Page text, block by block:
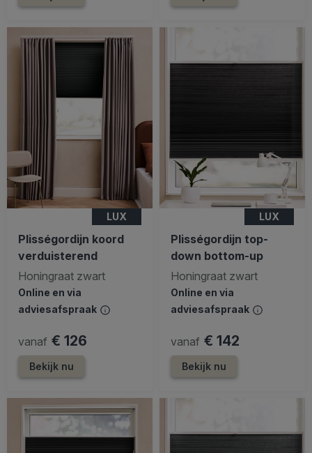
LUX
Plisségordijn koord
verduisterend
Honingraat zwart
Online en via
adviesafspraak
vanaf € 126
Bekijk nu
LUX
Plisségordijn top-
down bottom-up
Honingraat zwart
Online en via
adviesafspraak
vanaf € 142
Bekijk nu